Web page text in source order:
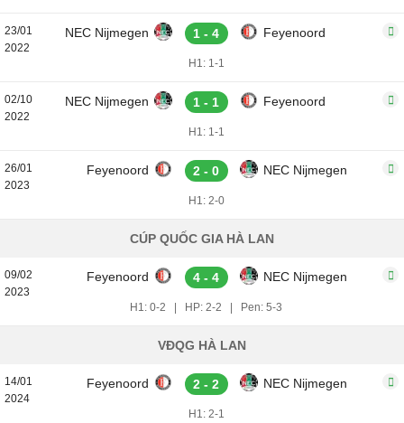
23/01
2022
NEC Nijmegen 1 - 4 Feyenoord
H1: 1-1
02/10
2022
NEC Nijmegen 1 - 1 Feyenoord
H1: 1-1
26/01
2023
Feyenoord 2 - 0 NEC Nijmegen
H1: 2-0
CÚP QUỐC GIA HÀ LAN
09/02
2023
Feyenoord 4 - 4 NEC Nijmegen
H1: 0-2 HP: 2-2 Pen: 5-3
VĐQG HÀ LAN
14/01
2024
Feyenoord 2 - 2 NEC Nijmegen
H1: 2-1